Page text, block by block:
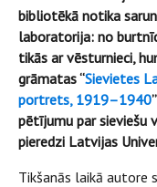
bibliotēkā notika
laboratorija: no
tikās ar vēsturnieci,
grāmatas “Sievietes
portrets, 1919–1940
pētījumu par sieviešu
pieredzi Latvijas
Tikšanās laikā autore